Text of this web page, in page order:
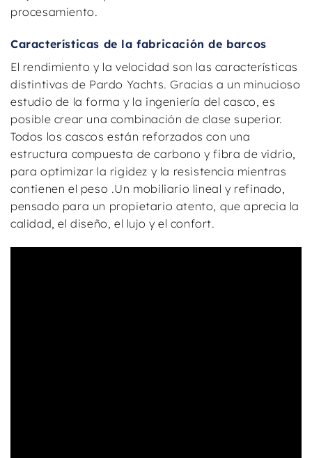
procesamiento.
Características de la fabricación de barcos
El rendimiento y la velocidad son las características
distintivas de Pardo Yachts. Gracias a un minucioso
estudio de la forma y la ingeniería del casco, es
posible crear una combinación de clase superior.
Todos los cascos están reforzados con una
estructura compuesta de carbono y fibra de vidrio,
para optimizar la rigidez y la resistencia mientras
contienen el peso .Un mobiliario lineal y refinado,
pensado para un propietario atento, que aprecia la
calidad, el diseño, el lujo y el confort.